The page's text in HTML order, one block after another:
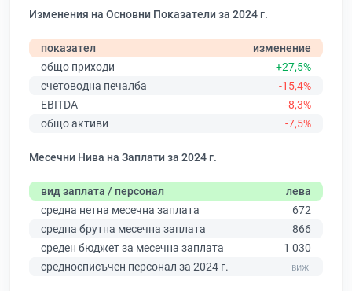
Изменения на Основни Показатели за 2024 г.
показател
изменение
общо приходи
+27,5%
счетоводна печалба
-15,4%
EBITDA
-8,3%
общо активи
-7,5%
Месечни Нива на Заплати за 2024 г.
вид заплата / персонал
лева
средна нетна месечна заплата
672
средна брутна месечна заплата
866
среден бюджет за месечна заплата
1 030
средносписъчен персонал за 2024 г.